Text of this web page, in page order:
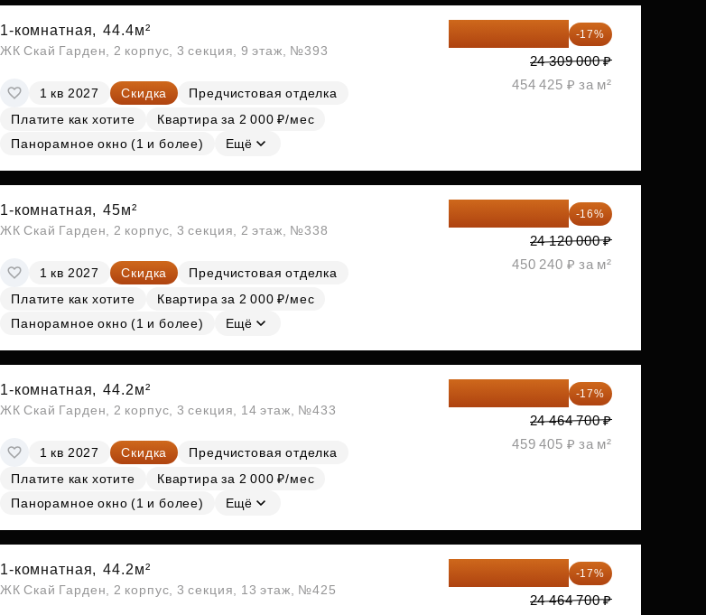
1-комнатная, 44.4м²
ЖК Скай Гарден, 2 корпус, 3 секция, 9 этаж, №393
1 кв 2027 Скидка
Предчистовая отделка
Платите как хотите
Квартира за 2 000 ₽/мес
Панорамное окно (1 и более)
Ещё
-17%
24 309 000 ₽
454 425 ₽ за м²
1-комнатная, 45м²
ЖК Скай Гарден, 2 корпус, 3 секция, 2 этаж, №338
1 кв 2027 Скидка
Предчистовая отделка
Платите как хотите
Квартира за 2 000 ₽/мес
Панорамное окно (1 и более)
Ещё
-16%
24 120 000 ₽
450 240 ₽ за м²
1-комнатная, 44.2м²
ЖК Скай Гарден, 2 корпус, 3 секция, 14 этаж, №433
1 кв 2027 Скидка
Предчистовая отделка
Платите как хотите
Квартира за 2 000 ₽/мес
Панорамное окно (1 и более)
Ещё
-17%
24 464 700 ₽
459 405 ₽ за м²
1-комнатная, 44.2м²
ЖК Скай Гарден, 2 корпус, 3 секция, 13 этаж, №425
-17%
24 464 700 ₽